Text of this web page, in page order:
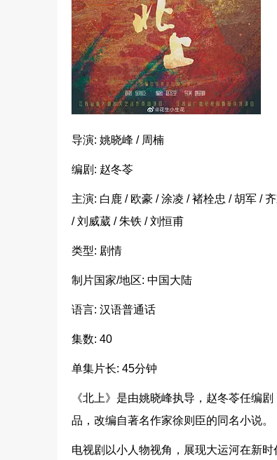
导演: 姚晓峰 / 周楠
编剧: 赵冬苓
主演: 白鹿 / 欧豪 / 涂凌 / 褚栓忠 / 胡军 /
/ 刘威葳 / 朱铁 / 刘恒甫
类型: 剧情
制片国家/地区: 中国大陆
语言: 汉语普通话
集数: 40
单集片长: 45分钟
《北上》是由姚晓峰执导，赵冬苓任编
品，改编自著名作家徐则臣的同名小说。
电视剧以小人物视角，展现大运河在新